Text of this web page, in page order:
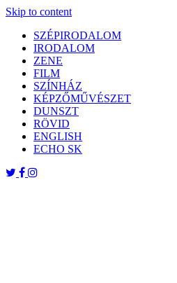
Skip to content
SZÉPIRODALOM
IRODALOM
ZENE
FILM
SZÍNHÁZ
KÉPZŐMŰVÉSZET
DUNSZT
RÖVID
ENGLISH
ECHO SK